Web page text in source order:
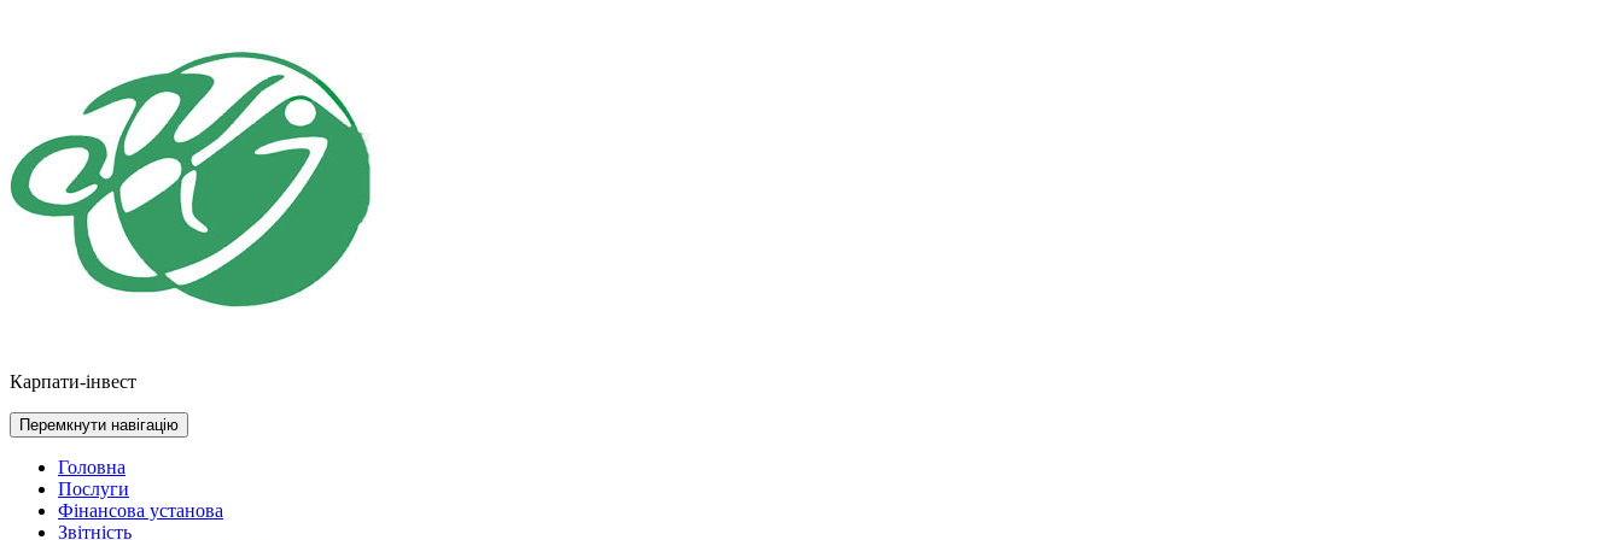
Карпати-інвест
Перемкнути навігацію
Головна
Послуги
Фінансова установа
Звітність